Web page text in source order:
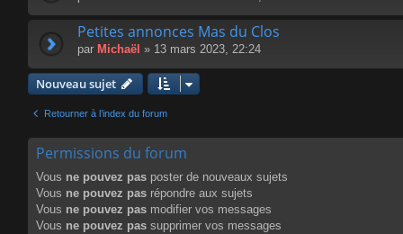
Petites annonces Mas du Clos
par Michaël » 13 mars 2023, 22:24
Nouveau sujet
Retourner à l’index du forum
Permissions du forum
Vous ne pouvez pas poster de nouveaux sujets
Vous ne pouvez pas répondre aux sujets
Vous ne pouvez pas modifier vos messages
Vous ne pouvez pas supprimer vos messages